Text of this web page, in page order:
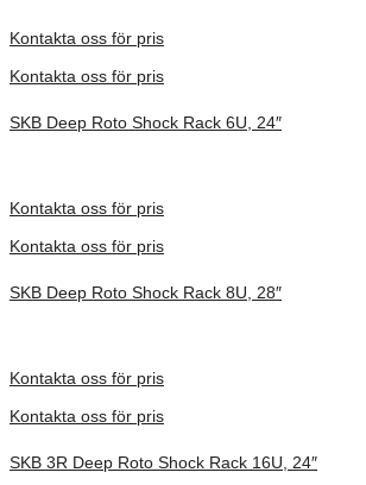
Kontakta oss för pris
Kontakta oss för pris
SKB Deep Roto Shock Rack 6U, 24″
Kontakta oss för pris
Kontakta oss för pris
SKB Deep Roto Shock Rack 8U, 28″
Kontakta oss för pris
Kontakta oss för pris
SKB 3R Deep Roto Shock Rack 16U, 24″